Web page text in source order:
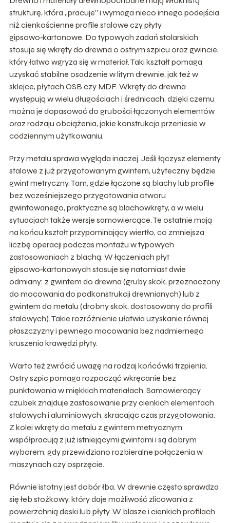
strukturę, która „pracuje” i wymaga nieco innego podejścia
niż cienkościenne profile stalowe czy płyty
gipsowo‑kartonowe. Do typowych zadań stolarskich
stosuje się wkręty do drewna o ostrym szpicu oraz gwincie,
który łatwo wgryza się w materiał. Taki kształt pomaga
uzyskać stabilne osadzenie w litym drewnie, jak też w
sklejce, płytach OSB czy MDF. Wkręty do drewna
występują w wielu długościach i średnicach, dzięki czemu
można je dopasować do grubości łączonych elementów
oraz rodzaju obciążenia, jakie konstrukcja przeniesie w
codziennym użytkowaniu.
Przy metalu sprawa wygląda inaczej. Jeśli łączysz elementy
stalowe z już przygotowanym gwintem, użyteczny będzie
gwint metryczny. Tam, gdzie łączone są blachy lub profile
bez wcześniejszego przygotowania otworu
gwintowanego, praktyczne są blachowkręty, a w wielu
sytuacjach także wersje samowiercące. Te ostatnie mają
na końcu kształt przypominający wiertło, co zmniejsza
liczbę operacji podczas montażu w typowych
zastosowaniach z blachą. W łączeniach płyt
gipsowo‑kartonowych stosuje się natomiast dwie
odmiany: z gwintem do drewna (gruby skok, przeznaczony
do mocowania do podkonstrukcji drewnianych) lub z
gwintem do metalu (drobny skok, dostosowany do profili
stalowych). Takie rozróżnienie ułatwia uzyskanie równej
płaszczyzny i pewnego mocowania bez nadmiernego
kruszenia krawędzi płyty.
Warto też zwrócić uwagę na rodzaj końcówki trzpienia.
Ostry szpic pomaga rozpocząć wkręcanie bez
punktowania w miękkich materiałach. Samowiercący
czubek znajduje zastosowanie przy cienkich elementach
stalowych i aluminiowych, skracając czas przygotowania.
Z kolei wkręty do metalu z gwintem metrycznym
współpracują z już istniejącymi gwintami i są dobrym
wyborem, gdy przewidziano rozbieralne połączenia w
maszynach czy osprzęcie.
Równie istotny jest dobór łba. W drewnie często sprawdza
się łeb stożkowy, który daje możliwość zlicowania z
powierzchnią deski lub płyty. W blasze i cienkich profilach